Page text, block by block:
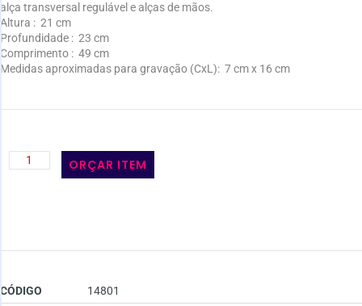
alça transversal regulável e alças de mãos.
Altura : 21 cm
Profundidade : 23 cm
Comprimento : 49 cm
Medidas aproximadas para gravação (CxL): 7 cm x 16 cm
ORÇAR ITEM
CÓDIGO
14801